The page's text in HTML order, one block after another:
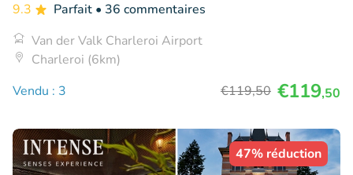
9.3 Parfait • 36 commentaires
Van der Valk Charleroi Airport
Charleroi (6km)
Vendu : 3
€119,50 €119,50
47% réduction